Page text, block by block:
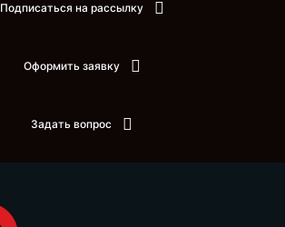
Подписаться на рассылку
Оформить заявку
Задать вопрос